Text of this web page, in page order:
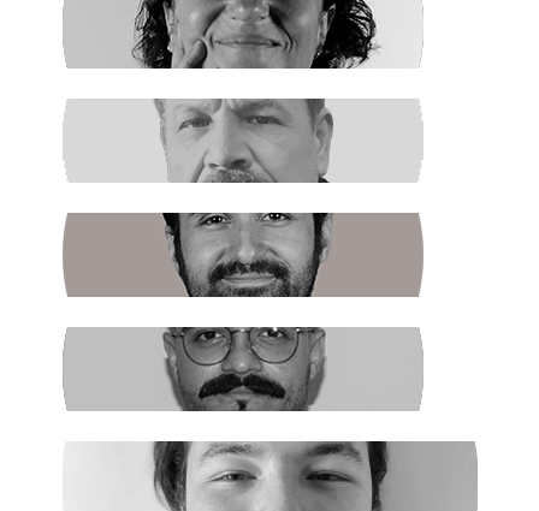
GÜLSÜM KAV
Şiddetin İlacı, Barışa Kavuşmaktır
RAŞİT ŞAHİN
Boş Koltukta Kim Oturuyordu?
BATUHAN GÜNDOĞDU
Halkın Kendi Kendini Yönetmesi
FIRAT ÖZTAŞ
AKP Kaybetti
EGE ŞAHİN
Madenciler İşaret Verdi